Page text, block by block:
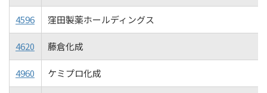
4596 窪田製薬ホールディングス
4620 藤倉化成
4960 ケミプロ化成